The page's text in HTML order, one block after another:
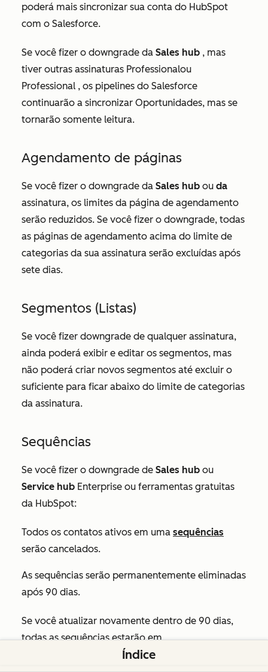
poderá mais sincronizar sua conta do HubSpot
com o Salesforce.
Se você fizer o downgrade da Sales hub , mas
tiver outras assinaturas Professionalou
Professional , os pipelines do Salesforce
continuarão a sincronizar Oportunidades, mas se
tornarão somente leitura.
Agendamento de páginas
Se você fizer o downgrade da Sales hub ou da
assinatura, os limites da página de agendamento
serão reduzidos. Se você fizer o downgrade, todas
as páginas de agendamento acima do limite de
categorias da sua assinatura serão excluídas após
sete dias.
Segmentos (Listas)
Se você fizer downgrade de qualquer assinatura,
ainda poderá exibir e editar os segmentos, mas
não poderá criar novos segmentos até excluir o
suficiente para ficar abaixo do limite de categorias
da assinatura.
Sequências
Se você fizer o downgrade de Sales hub ou
Service hub Enterprise ou ferramentas gratuitas
da HubSpot:
Todos os contatos ativos em uma sequências
serão cancelados.
As sequências serão permanentemente eliminadas
após 90 dias.
Se você atualizar novamente dentro de 90 dias,
todas as sequências estarão em
Índice